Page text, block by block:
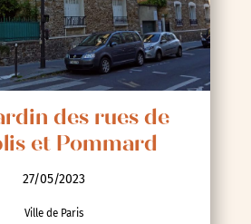
des rues de
et Pommard
27/05/2023
Ville de Paris